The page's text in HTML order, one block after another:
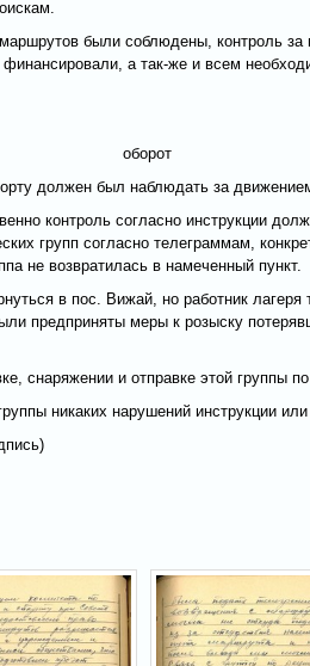
были соблюдены, контроль
а так-же и всем
оборот
должен был наблюдать за
контроль согласно инструкции
групп согласно телеграммам,
не возвратилась в намеченный пункт.
в пос. Вижай, но работник
предприняты меры к розыску
снаряжении и отправке этой группы
никаких нарушений инструкции